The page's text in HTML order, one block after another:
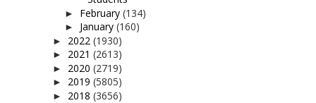
► February (134)
► January (160)
► 2022 (1930)
► 2021 (2613)
► 2020 (2719)
► 2019 (5805)
► 2018 (3656)